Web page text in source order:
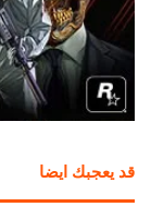
قد يعجبك ايضا